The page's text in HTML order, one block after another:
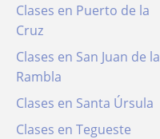
Clases en Puerto de la
Cruz
Clases en San Juan de la
Rambla
Clases en Santa Úrsula
Clases en Tegueste